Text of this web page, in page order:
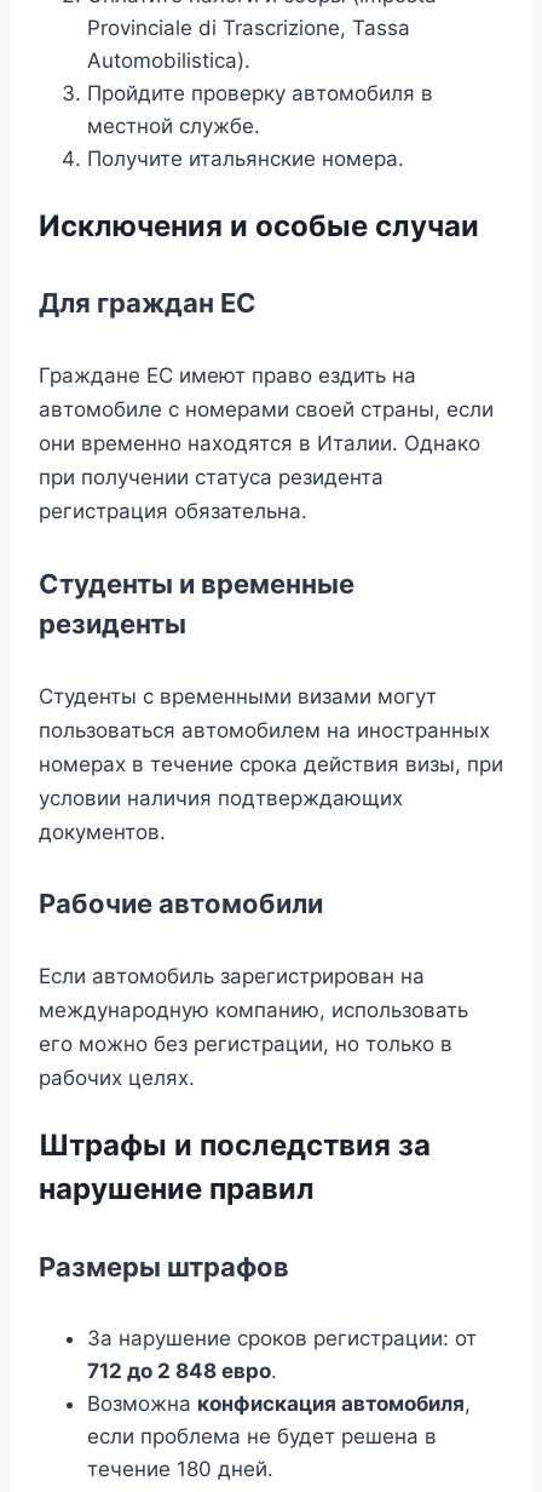
Provinciale di Trascrizione, Tassa
Automobilistica).
Пройдите проверку автомобиля в
местной службе.
Получите итальянские номера.
Исключения и особые случаи
Для граждан ЕС
Граждане ЕС имеют право ездить на
автомобиле с номерами своей страны, если
они временно находятся в Италии. Однако
при получении статуса резидента
регистрация обязательна.
Студенты и временные
резиденты
Студенты с временными визами могут
пользоваться автомобилем на иностранных
номерах в течение срока действия визы, при
условии наличия подтверждающих
документов.
Рабочие автомобили
Если автомобиль зарегистрирован на
международную компанию, использовать
его можно без регистрации, но только в
рабочих целях.
Штрафы и последствия за
нарушение правил
Размеры штрафов
За нарушение сроков регистрации: от
712 до 2 848 евро.
Возможна конфискация автомобиля,
если проблема не будет решена в
течение 180 дней.